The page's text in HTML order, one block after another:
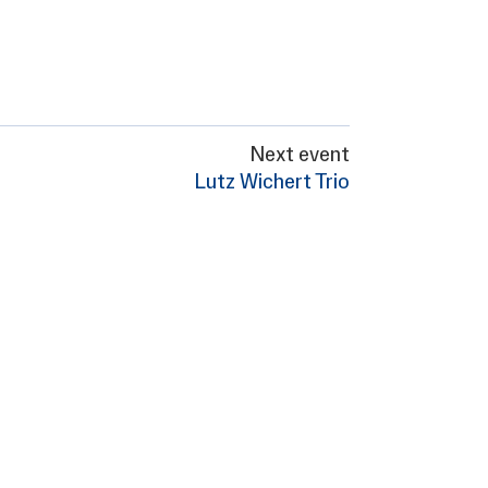
Next event
Lutz Wichert Trio